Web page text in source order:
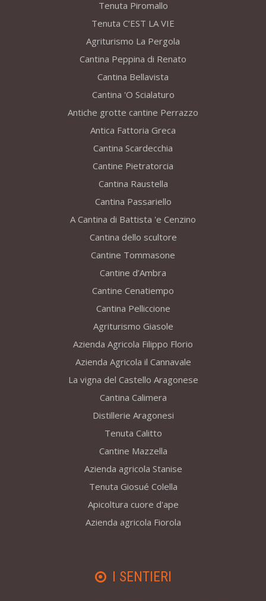
Tenuta Piromallo
Tenuta C’EST LA VIE
Agriturismo La Pergola
Cantina Peppina di Renato
Cantina Bellavista
Cantina 'O Scialaturo
Antiche grotte cantine Perrazzo
Antica Fattoria Greca
Cantina Scardecchia
Cantine Pietratorcia
Cantina Raustella
Cantina Passariello
A Cantina di Battista 'e Cenzino
Cantina dello scultore
Cantine Tommasone
Cantine d’Ambra
Cantine Cenatiempo
Cantina Pelliccione
Agriturismo Giasole
Azienda Agricola Filippo Florio
Azienda Agricola il Cannavale
La vigna del Castello Aragonese
Cantina Calimera
Distillerie Aragonesi
Tenuta Calitto
Cantine Mazzella
Azienda agricola Stanise
Tenuta Giosué Colella
Apicoltura cuore d'ape
Azienda agricola Fiorola
I SENTIERI